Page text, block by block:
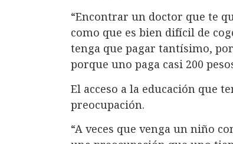
“Encontrar un doctor que te
como que es bien difícil de
tenga que pagar tantísimo,
porque uno paga casi 200
El acceso a la educación que
preocupación.
“A veces que venga un niño